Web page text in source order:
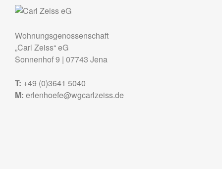
Wohnungsgenossenschaft
„Carl Zeiss“ eG
Sonnenhof 9 | 07743 Jena
T: +49 (0)3641 5040
M: erlenhoefe@wgcarlzeiss.de